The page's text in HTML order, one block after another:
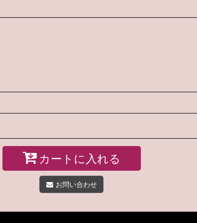
カートに入れる
お問い合わせ